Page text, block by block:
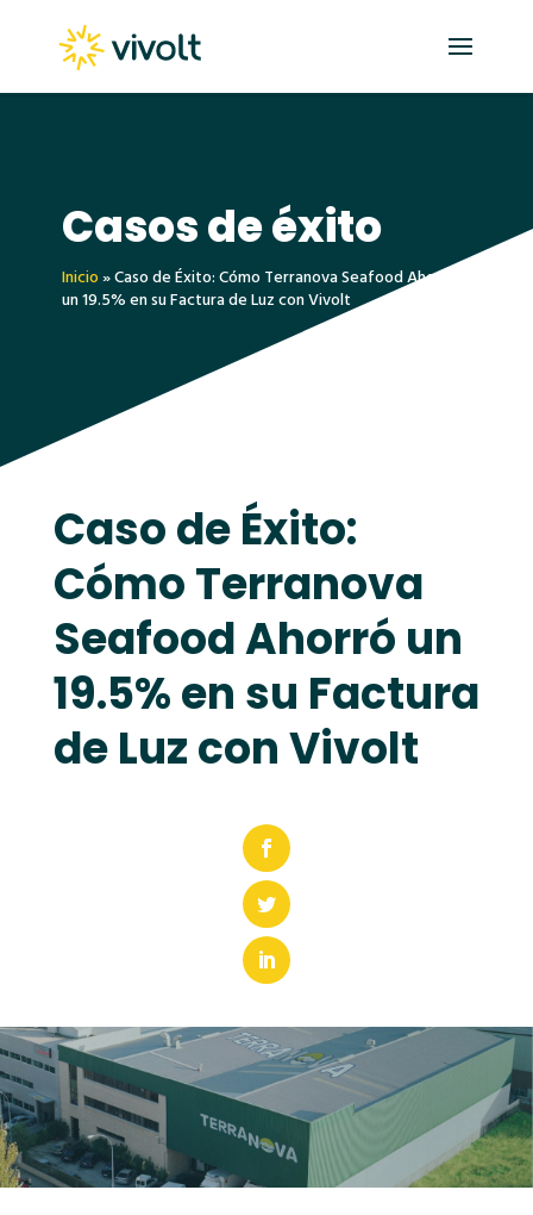
Casos de éxito
Inicio»Caso de Éxito: Cómo Terranova Seafood Ahorró
un 19.5% en su Factura de Luz con Vivolt
Caso de Éxito:
Cómo Terranova
Seafood Ahorró un
19.5% en su Factura
de Luz con Vivolt